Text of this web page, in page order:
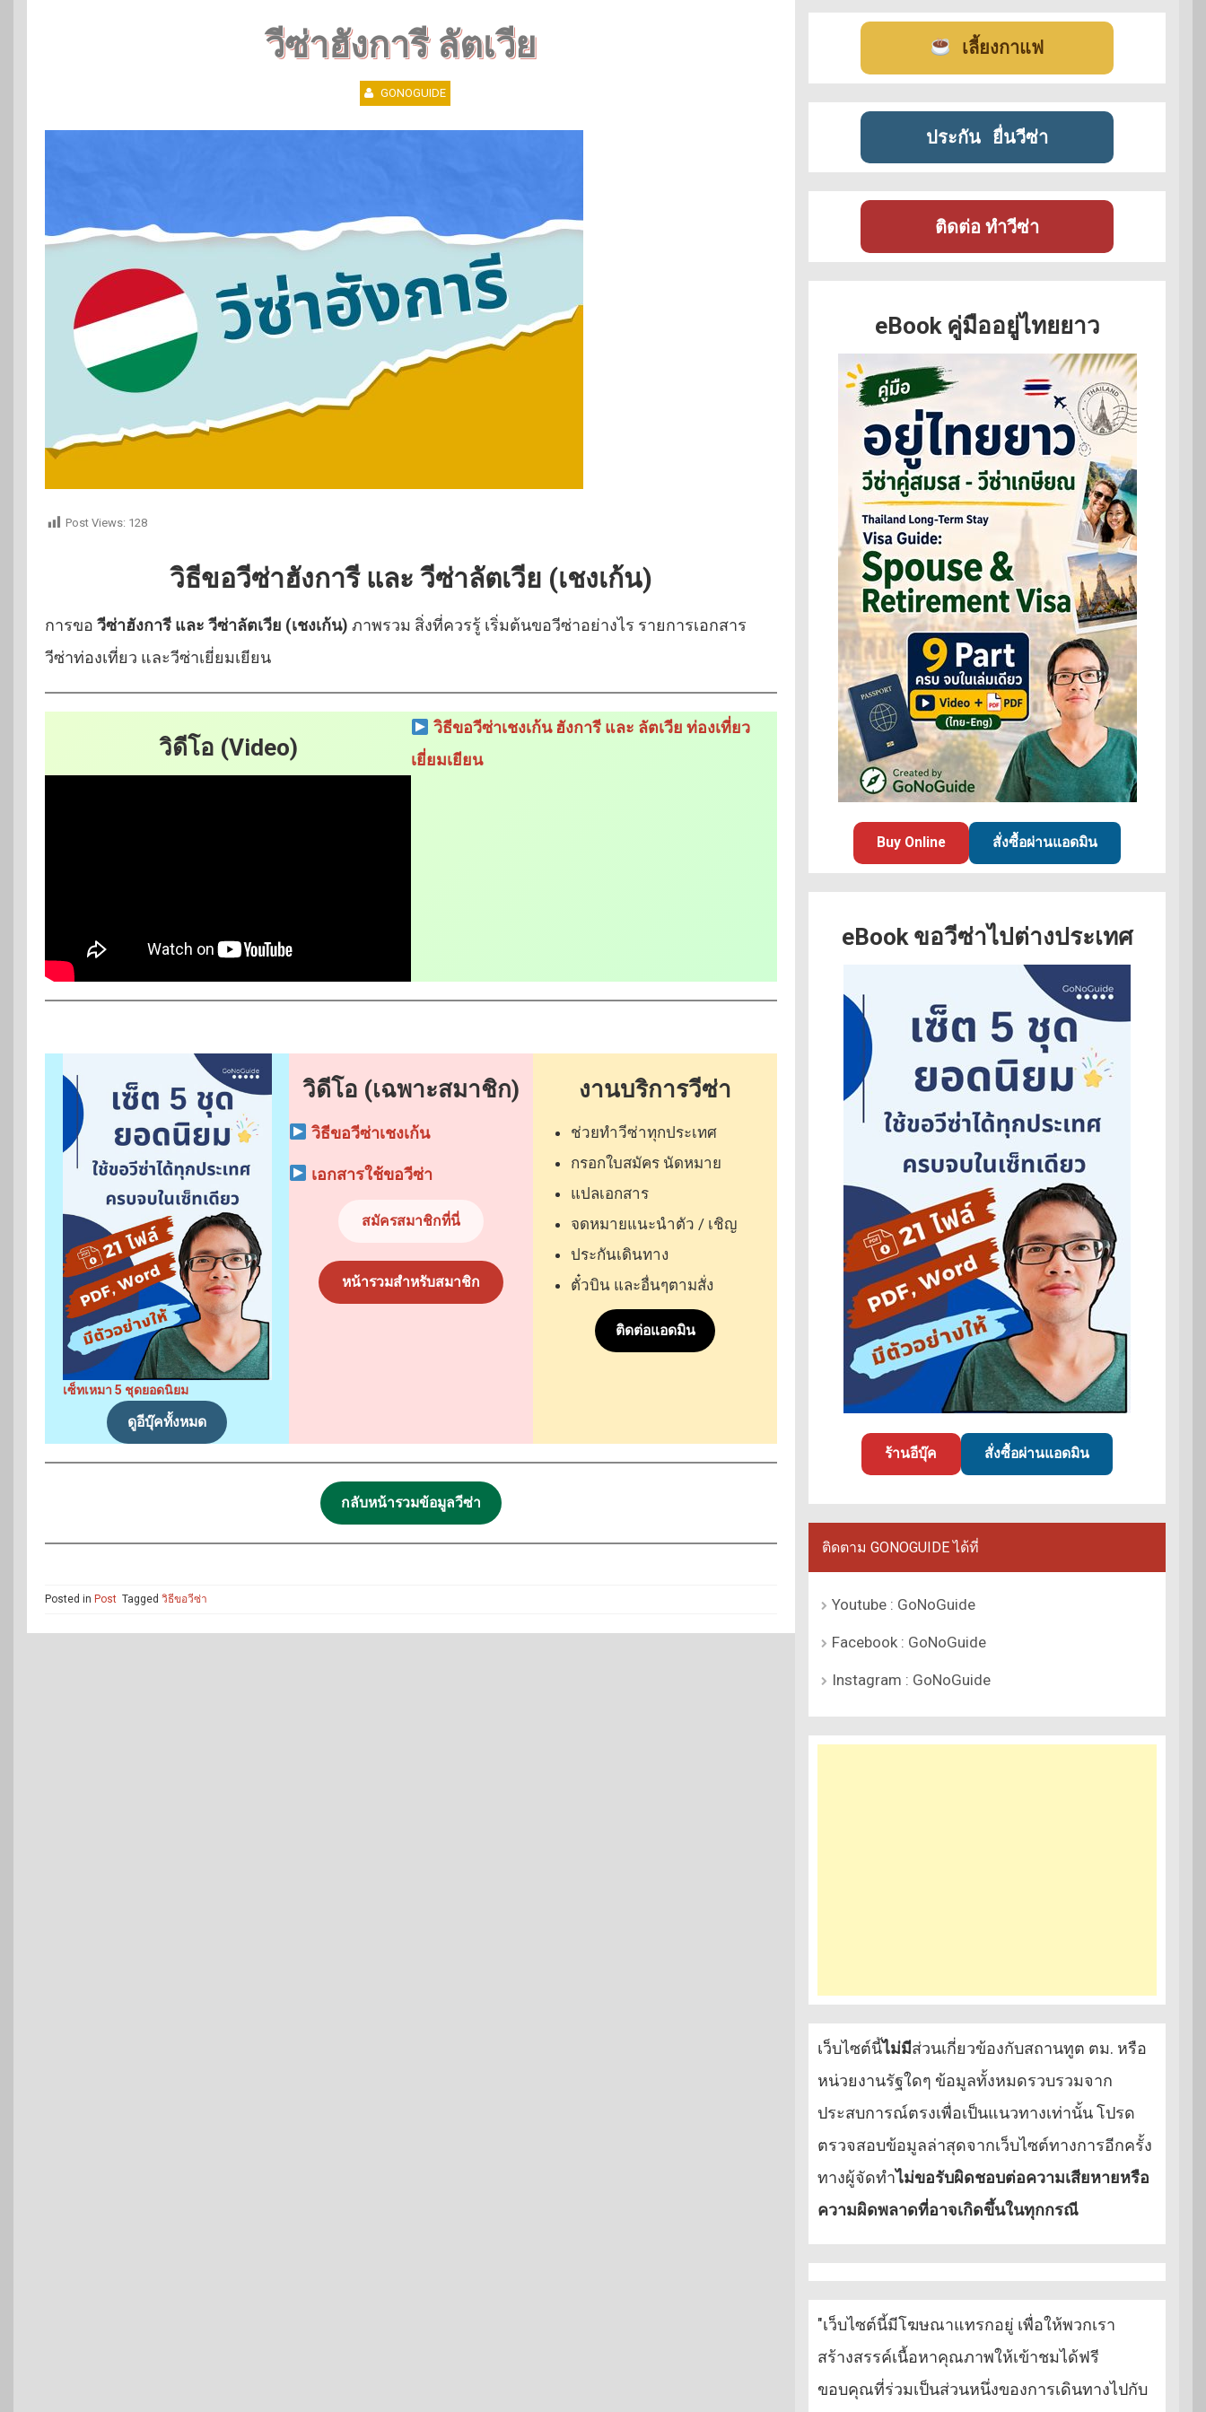
วีซ่าฮังการี ลัตเวีย
GONOGUIDE
Post Views: 128
วิธีขอวีซ่าฮังการี และ วีซ่าลัตเวีย (เชงเก้น)
การขอ วีซ่าฮังการี และ วีซ่าลัตเวีย (เชงเก้น) ภาพรวม สิ่งที่ควรรู้ เริ่มต้นขอวีซ่าอย่างไร รายการเอกสาร
วีซ่าท่องเที่ยว และวีซ่าเยี่ยมเยียน
วิดีโอ (Video)
วิธีขอวีซ่าเชงเก้น ฮังการี และ ลัตเวีย ท่องเที่ยว
เยี่ยมเยียน
เซ็ทเหมา 5 ชุดยอดนิยม
ดูอีบุ๊คทั้งหมด
วิดีโอ (เฉพาะสมาชิก)
วิธีขอวีซ่าเชงเก้น
เอกสารใช้ขอวีซ่า
สมัครสมาชิกที่นี่
หน้ารวมสำหรับสมาชิก
งานบริการวีซ่า
ช่วยทำวีซ่าทุกประเทศ
กรอกใบสมัคร นัดหมาย
แปลเอกสาร
จดหมายแนะนำตัว / เชิญ
ประกันเดินทาง
ตั๋วบิน และอื่นๆตามสั่ง
ติดต่อแอดมิน
กลับหน้ารวมข้อมูลวีซ่า
Posted in Post Tagged วิธีขอวีซ่า
เลี้ยงกาแฟ
ประกัน ยื่นวีซ่า
ติดต่อ ทำวีซ่า
eBook คู่มืออยู่ไทยยาว
Buy Online สั่งซื้อผ่านแอดมิน
eBook ขอวีซ่าไปต่างประเทศ
ร้านอีบุ๊ค สั่งซื้อผ่านแอดมิน
ติดตาม GONOGUIDE ได้ที่
Youtube : GoNoGuide
Facebook : GoNoGuide
Instagram : GoNoGuide
เว็บไซต์นี้ไม่มีส่วนเกี่ยวข้องกับสถานทูต ตม. หรือ
หน่วยงานรัฐใดๆ ข้อมูลทั้งหมดรวบรวมจาก
ประสบการณ์ตรงเพื่อเป็นแนวทางเท่านั้น โปรด
ตรวจสอบข้อมูลล่าสุดจากเว็บไซต์ทางการอีกครั้ง
ทางผู้จัดทำไม่ขอรับผิดชอบต่อความเสียหายหรือ
ความผิดพลาดที่อาจเกิดขึ้นในทุกกรณี
"เว็บไซต์นี้มีโฆษณาแทรกอยู่ เพื่อให้พวกเรา
สร้างสรรค์เนื้อหาคุณภาพให้เข้าชมได้ฟรี
ขอบคุณที่ร่วมเป็นส่วนหนึ่งของการเดินทางไปกับ